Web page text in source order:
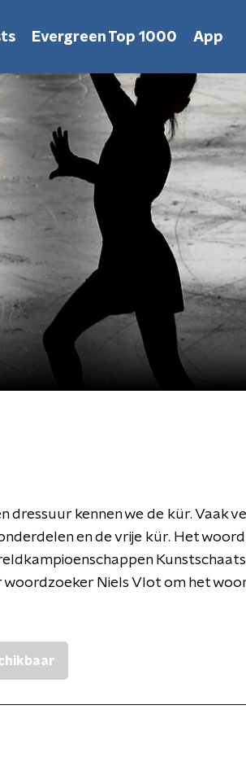
Evergreen Top 1000 App
dressuur kennen we de kür. Vaak
en de vrije kür. Het woord
woordzoeker Niels Vlot om het